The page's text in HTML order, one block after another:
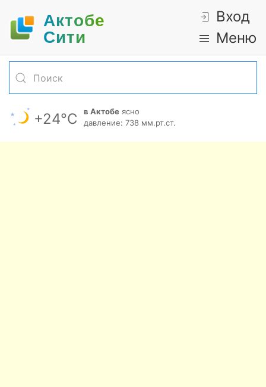
Актобе
Cити
Вход
Меню
+24°С в Актобе ясно
давление: 738 мм.рт.ст.